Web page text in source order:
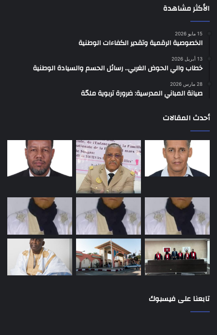
الأكثر مشاهدة
15 مايو 2026
الخصوصية الرقمية وتقدير الكفاءات الوطنية
13 أبريل 2026
خطاب والي الحوض الغربي.. رسائل الحسم والسيادة الوطنية
28 مارس 2026
صيانة المباني المدرسية: ضرورة تربوية ملحّة
أحدث المقالات
تابعنا على فيسبوك